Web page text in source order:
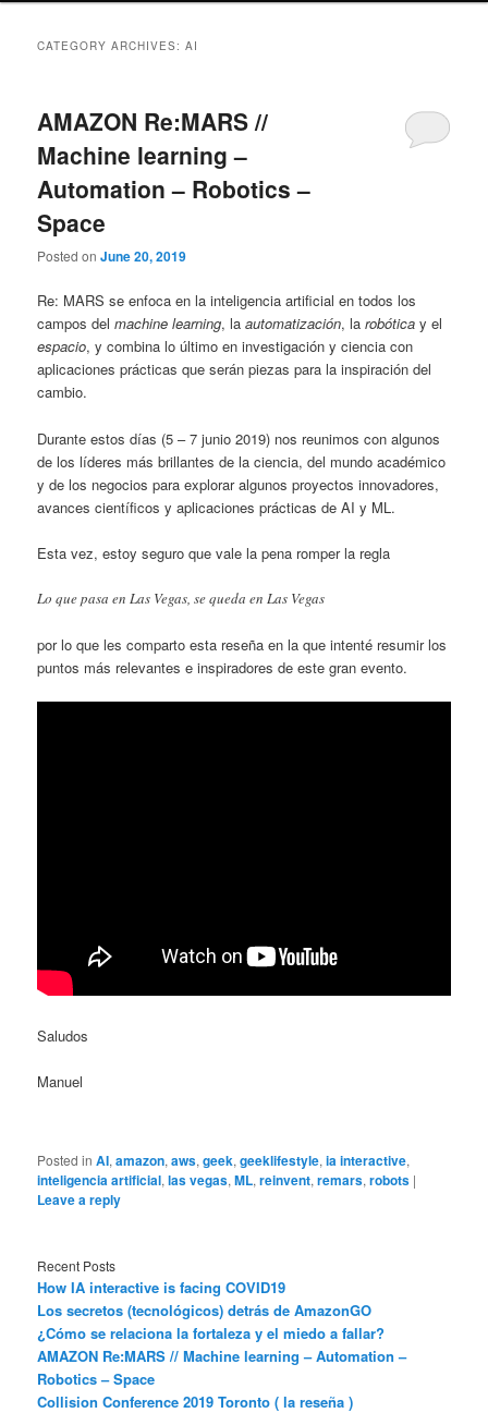
CATEGORY ARCHIVES:AI
AMAZON Re:MARS //
Machine learning –
Automation – Robotics –
Space
Posted onJune 20, 2019
Re: MARS se enfoca en la inteligencia artificial en todos los
campos delmachine learning, laautomatización, larobóticay el
espacio, y combina lo último en investigación y ciencia con
aplicaciones prácticas que serán piezas para la inspiración del
cambio.
Durante estos días (5 – 7 junio 2019) nos reunimos con algunos
de los líderes más brillantes de la ciencia, del mundo académico
y de los negocios para explorar algunos proyectos innovadores,
avances científicos y aplicaciones prácticas de AI y ML.
Esta vez, estoy seguro que vale la pena romper la regla
Lo que pasa en Las Vegas, se queda en Las Vegas
por lo que les comparto esta reseña en la que intenté resumir los
puntos más relevantes e inspiradores de este gran evento.
Saludos
Manuel
Posted in AI,amazon,aws,geek,geeklifestyle,ia interactive,
inteligencia artificial,las vegas,ML,reinvent,remars,robots |
Leave a reply
Recent Posts
How IA interactive is facing COVID19
Los secretos (tecnológicos) detrás de AmazonGO
¿Cómo se relaciona la fortaleza y el miedo a fallar?
AMAZON Re:MARS // Machine learning – Automation –
Robotics – Space
Collision Conference 2019 Toronto ( la reseña )